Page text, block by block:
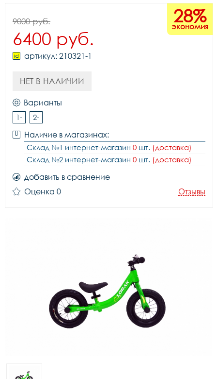
28%
экономия
9000 руб.
6400 руб.
артикул: 210321-1
НЕТ В НАЛИЧИИ
Варианты
1- 2-
Наличие в магазинах:
Склад №1 интернет-магазин 0 шт. (доставка)
Склад №2 интернет-магазин 0 шт. (доставка)
добавить в сравнение
Оценка 0
Отзывы